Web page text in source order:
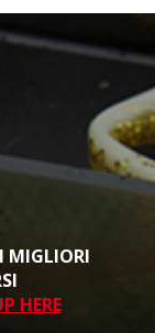
MIGLIORI
HERE